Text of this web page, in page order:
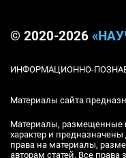
© 2020-2026
ИНФОРМАЦИОННО-
Материалы сайта
Материалы, размещенные
характер и
права на материалы,
авторам статей. Все